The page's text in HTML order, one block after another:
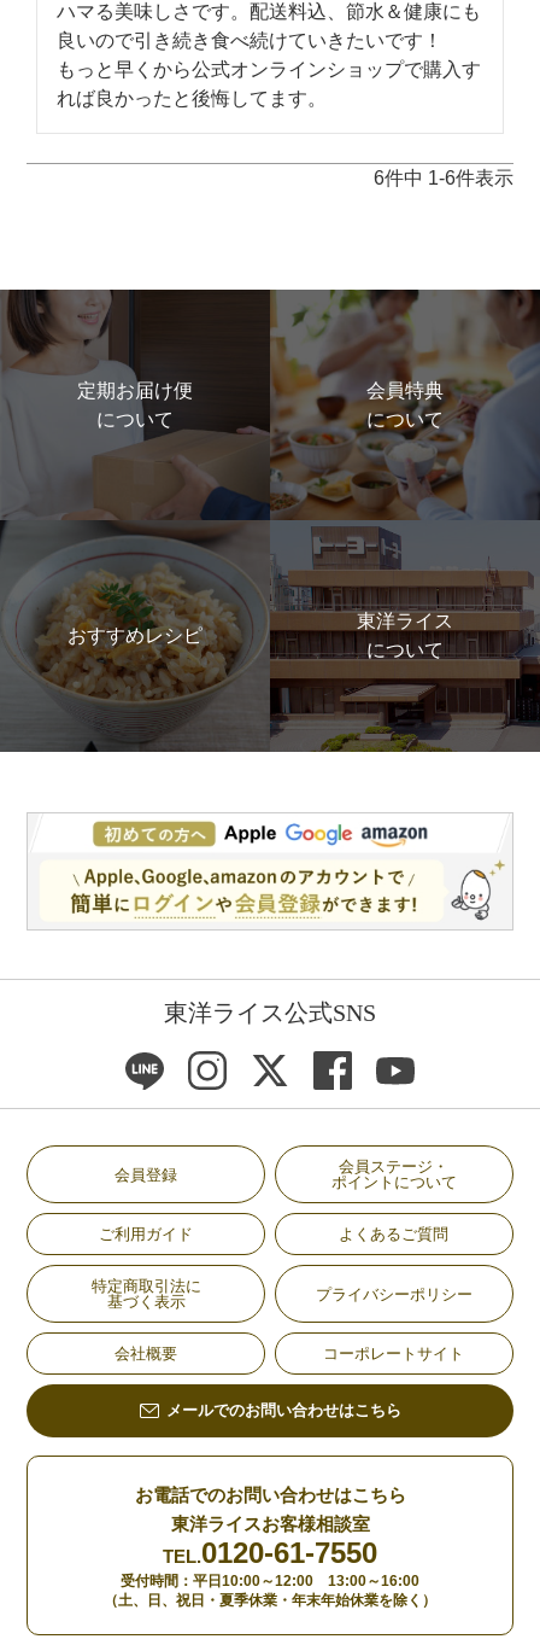
ハマる美味しさです。配送料込、節水＆健康にも
良いので引き続き食べ続けていきたいです！
もっと早くから公式オンラインショップで購入す
6件中 1-6件表示
定期お届け便
について
会員特典
について
おすすめレシピ
東洋ライス
について
東洋ライス公式SNS
会員登録
会員ステージ・
ポイントについて
ご利用ガイド よくあるご質問
特定商取引法に
基づく表示
プライバシーポリシー
会社概要 コーポレートサイト
メールでのお問い合わせはこちら
お電話でのお問い合わせはこちら
東洋ライスお客様相談室
TEL.0120-61-7550
受付時間：平日10:00～12:00 13:00～16:00
（土、日、祝日・夏季休業・年末年始休業を除く）